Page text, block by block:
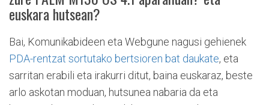
euskara hutsean?
Bai, Komunikabideen eta Webgune nagusi gehienek
PDA-rentzat sortutako bertsioren bat daukate, eta
sarritan erabili eta irakurri ditut, baina euskaraz, beste
arlo askotan moduan, hutsunea nabaria da eta